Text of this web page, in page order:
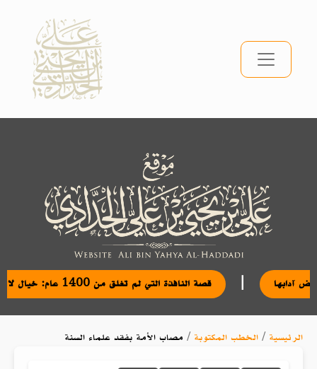
قصة النافذة التي لم تغلق من 1400 عام: خيال لا حقيقة | وبعض آدابها
الرئيسية / الخطب المكتوبة / مصاب الأمة بفقد علماء السنة